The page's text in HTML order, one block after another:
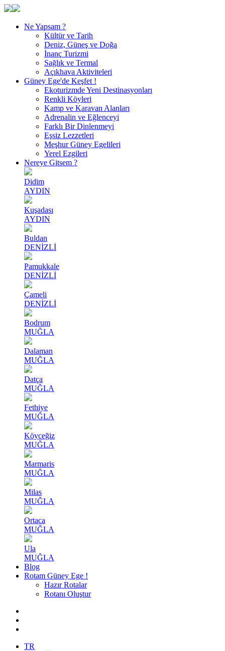
Ne Yapsam ?
Kültür ve Tarih
Deniz, Güneş ve Doğa
İnanç Turizmi
Sağlık ve Termal
Açıkhava Aktiviteleri
Güney Ege'de Keşfet !
Ekoturizmde Yeni Destinasyonları
Renkli Köyleri
Kamp ve Karavan Alanları
Adrenalin ve Eğlenceyi
Farklı Bir Dinlenmeyi
Eşsiz Lezzetleri
Meşhur Güney Egelileri
Yerel Ezgileri
Nereye Gitsem ?
Didim
AYDIN
Kuşadası
AYDIN
Buldan
DENİZLİ
Pamukkale
DENİZLİ
Çameli
DENİZLİ
Bodrum
MUĞLA
Dalaman
MUĞLA
Datça
MUĞLA
Fethiye
MUĞLA
Köyceğiz
MUĞLA
Marmaris
MUĞLA
Milas
MUĞLA
Ortaca
MUĞLA
Ula
MUĞLA
Blog
Rotam Güney Ege !
Hazır Rotalar
Rotanı Oluştur
TR